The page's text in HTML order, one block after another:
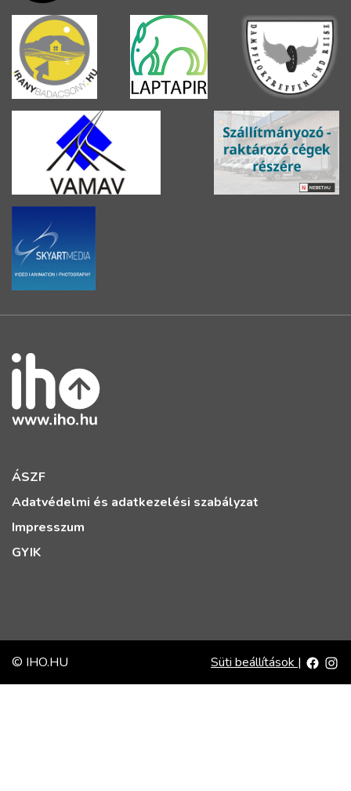
ÁSZF
Adatvédelmi és adatkezelési szabályzat
Impresszum
GYIK
© IHO.HU Süti beállítások |